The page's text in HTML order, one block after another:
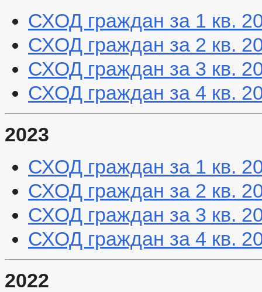
СХОД граждан за 1 кв.
СХОД граждан за 2 кв.
СХОД граждан за 3 кв.
СХОД граждан за 4 кв.
2023
СХОД граждан за 1 кв.
СХОД граждан за 2 кв.
СХОД граждан за 3 кв.
СХОД граждан за 4 кв.
2022